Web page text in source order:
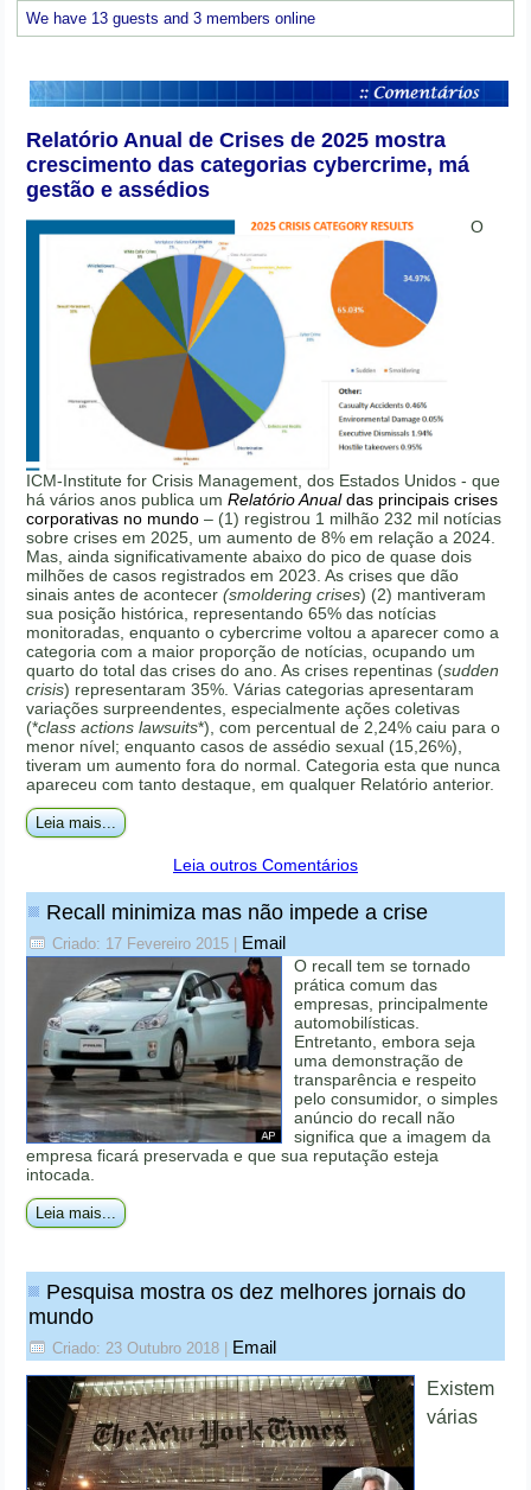
We have 13 guests and 3 members online
Relatório Anual de Crises de 2025 mostra
crescimento das categorias cybercrime, má
gestão e assédios
O
ICM-Institute for Crisis Management, dos Estados Unidos - que
há vários anos publica umRelatório Anualdas principais crises
corporativas no mundo – (1) registrou 1 milhão 232 mil notícias
sobre crises em 2025, um aumento de 8% em relação a 2024.
Mas, ainda significativamente abaixo do pico de quase dois
milhões de casos registrados em 2023. As crises que dão
sinais antes de acontecer(smoldering crises) (2) mantiveram
sua posição histórica, representando 65% das notícias
monitoradas, enquanto o cybercrime voltou a aparecer como a
categoria com a maior proporção de notícias, ocupando um
quarto do total das crises do ano. As crises repentinas (sudden
crisis) representaram 35%. Várias categorias apresentaram
variações surpreendentes, especialmente ações coletivas
(*class actions lawsuits*), com percentual de 2,24% caiu para o
menor nível; enquanto casos de assédio sexual (15,26%),
tiveram um aumento fora do normal. Categoria esta que nunca
apareceu com tanto destaque, em qualquer Relatório anterior.
Leia mais...
Leia outros Comentários
Recall minimiza mas não impede a crise
Criado: 17 Fevereiro 2015 Email
O recall tem se tornado
prática comum das
empresas, principalmente
automobilísticas.
Entretanto, embora seja
uma demonstração de
transparência e respeito
pelo consumidor, o simples
anúncio do recall não
significa que a imagem da
empresa ficará preservada e que sua reputação esteja
intocada.
Leia mais...
Pesquisa mostra os dez melhores jornais do
mundo
Criado: 23 Outubro 2018 Email
Existem
várias